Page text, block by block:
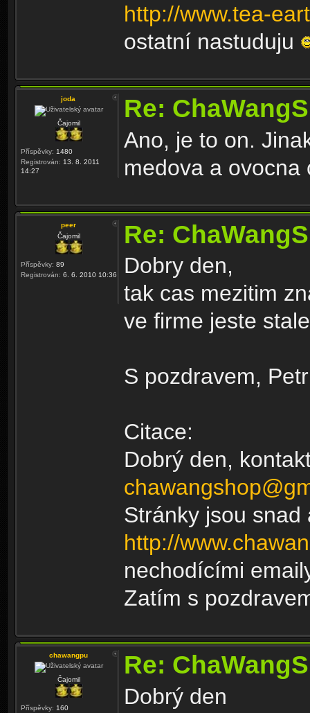
http://www.tea-
ostatní nastuduju
joda
Čajomil
Příspěvky: 1480
Registrován: 13. 8. 2011
14:27
Re:
Ano, je to on.
medova a ovocna
peer
Čajomil
Příspěvky: 89
Registrován: 6. 6. 2010 10:36
Re:
Dobry den,
tak cas mezitim
ve firme jeste
S pozdravem,
Citace:
Dobrý den,
Stránky jsou snad
http://
nechodícími
Zatím s
chawangpu
Čajomil
Příspěvky: 160
Re:
Dobrý den